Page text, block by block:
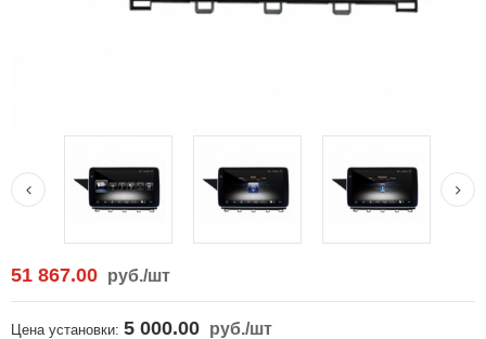
51 867.00 руб./шт
Цена установки: 5 000.00 руб./шт